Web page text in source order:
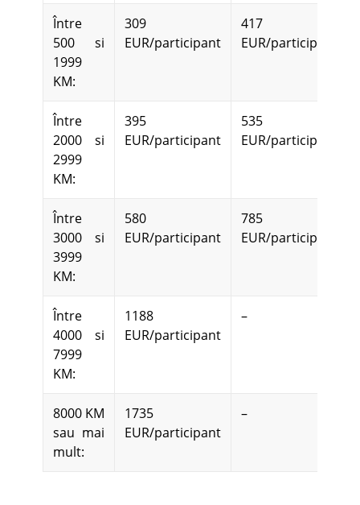
Între
500 si
1999
KM:
309
EUR/participant
417
EUR/participant
Între
2000 si
2999
KM:
395
EUR/participant
535
EUR/participant
Între
3000 si
3999
KM:
580
EUR/participant
785
EUR/participant
Între
4000 si
7999
KM:
1188
EUR/participant
–
8000 KM
sau mai
mult:
1735
EUR/participant
–